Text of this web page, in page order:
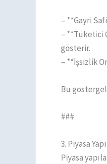
– **Gayri
– **Tüketici
gösterir.
– **İşsizlik
Bu
###
3. Piyasa
Piyasa